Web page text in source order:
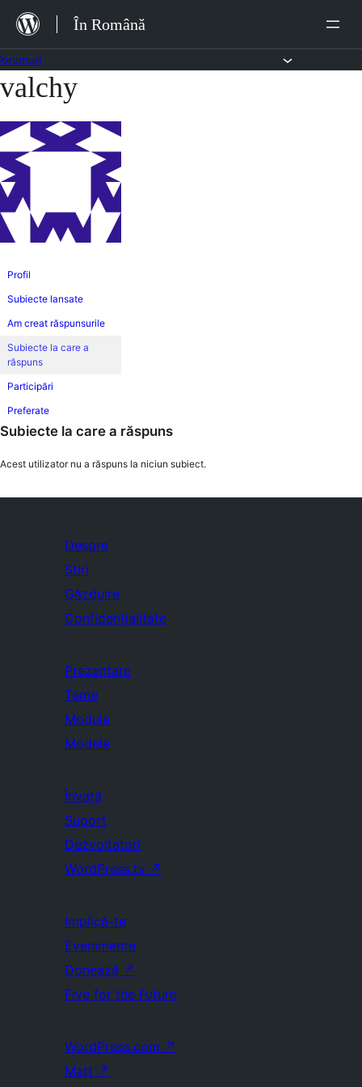
Sari
conținut
În Română
Sari
conținut
valchy
Profil
Subiecte lansate
Am creat răspunsurile
Subiecte la care a
răspuns
Participări
Preferate
Subiecte la care a răspuns
Acest utilizator nu a răspuns la niciun subiect.
Despre
Știri
Găzduire
Confidențialitate
Prezentare
Teme
Module
Modele
Învață
Suport
Dezvoltatori
WordPress.tv ↗
Implică-te
Evenimente
Donează ↗
Five for the Future
WordPress.com ↗
Matt ↗